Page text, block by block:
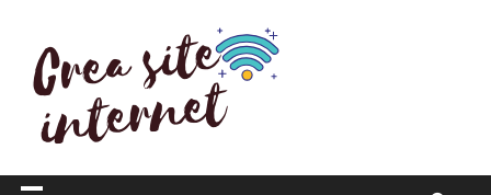
c
Crea site internet
Infos du web